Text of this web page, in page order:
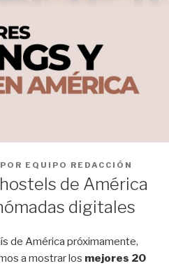
POR EQUIPO REDACCIÓN
de América
digitales
de América próximamente,
a mostrar los mejores 20